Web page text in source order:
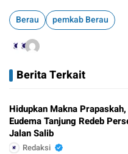
Berau pemkab Berau
Berita Terkait
Hidupkan Makna
Eudema Tanjung Redeb
Jalan Salib
Redaksi